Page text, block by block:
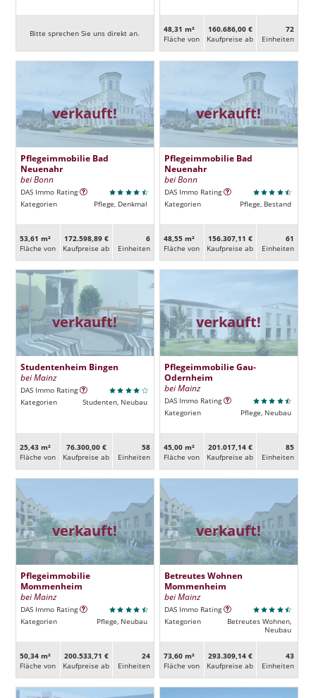
Bitte sprechen Sie uns direkt an.
48,31 m²
Fläche von
160.686,00 €
Kaufpreise ab
72
Ein­heiten
verkauft!
Pflegeimmobilie Bad
Neuenahr
bei Bonn
DAS Immo Rating
Kategorien
Pflege, Denkmal
53,61 m²
Fläche von
172.598,89 €
Kaufpreise ab
6
Ein­heiten
verkauft!
Pflegeimmobilie Bad
Neuenahr
bei Bonn
DAS Immo Rating
Kategorien
Pflege, Bestand
48,55 m²
Fläche von
156.307,11 €
Kaufpreise ab
61
Ein­heiten
verkauft!
Studentenheim Bingen
bei Mainz
DAS Immo Rating
Kategorien
Studenten, Neubau
25,43 m²
Fläche von
76.300,00 €
Kaufpreise ab
58
Ein­heiten
verkauft!
Pflegeimmobilie Gau-
Odernheim
bei Mainz
DAS Immo Rating
Kategorien
Pflege, Neubau
45,00 m²
Fläche von
201.017,14 €
Kaufpreise ab
85
Ein­heiten
verkauft!
Pflegeimmobilie
Mommenheim
bei Mainz
DAS Immo Rating
Kategorien
Pflege, Neubau
50,34 m²
Fläche von
200.533,71 €
Kaufpreise ab
24
Ein­heiten
verkauft!
Betreutes Wohnen
Mommenheim
bei Mainz
DAS Immo Rating
Kategorien
Betreutes Wohnen,
Neubau
73,60 m²
Fläche von
293.309,14 €
Kaufpreise ab
43
Ein­heiten